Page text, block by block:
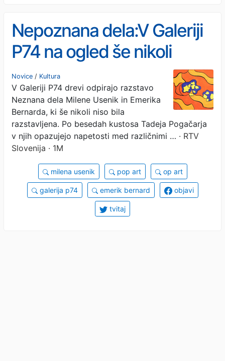
Nepoznana dela:V Galeriji
P74 na ogled še nikoli
razstavljena dela Milene
Usenik in Emerika
Bernarda
Novice / Kultura
V Galeriji P74 drevi odpirajo razstavo
Neznana dela Milene Usenik in Emerika
Bernarda, ki še nikoli niso bila
razstavljena. Po besedah kustosa Tadeja Pogačarja
v njih opazujejo napetosti med različnimi … · RTV
Slovenija · 1M
milena usenik pop art op art
galerija p74 emerik bernard objavi
tvitaj